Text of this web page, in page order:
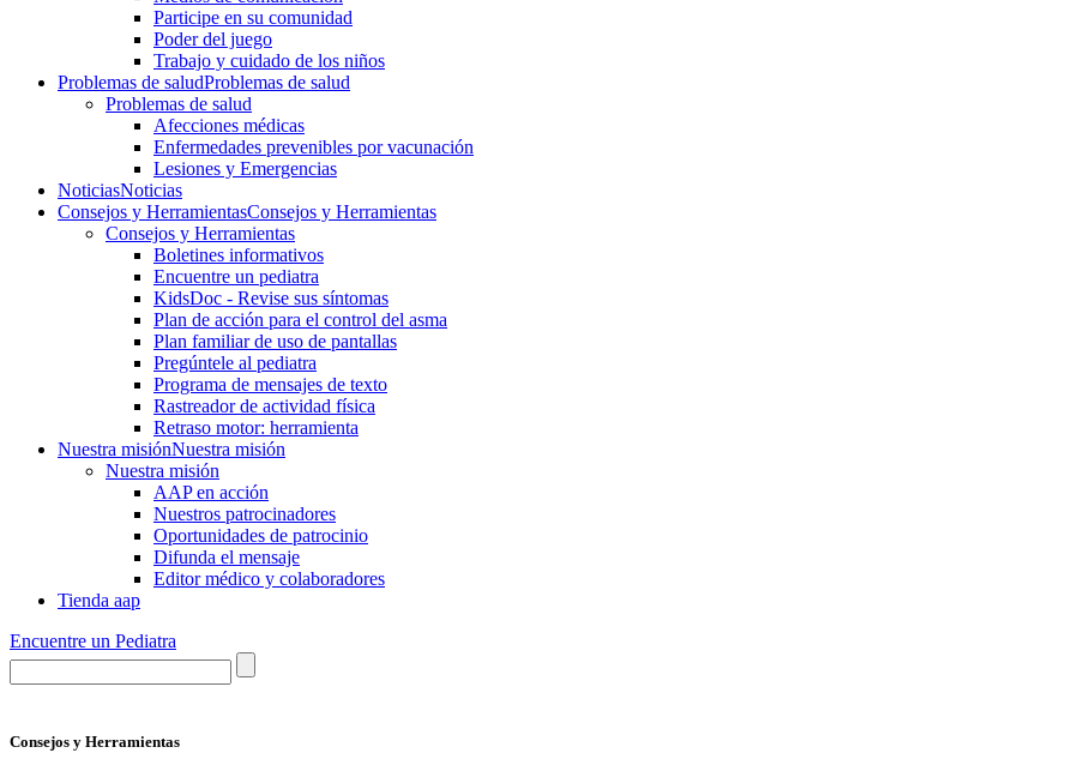
Participe en su comunidad
Poder del juego
Trabajo y cuidado de los niños
Problemas de saludProblemas de salud
Problemas de salud
Afecciones médicas
Enfermedades prevenibles por vacunación
Lesiones y Emergencias
NoticiasNoticias
Consejos y HerramientasConsejos y Herramientas
Consejos y Herramientas
Boletines informativos
Encuentre un pediatra
KidsDoc - Revise sus síntomas
Plan de acción para el control del asma
Plan familiar de uso de pantallas
Pregúntele al pediatra
Programa de mensajes de texto
Rastre​​ador de activida​d física
Retraso motor: herramienta
Nuestra misiónNuestra misión
Nuestra misión
AAP en acción
Nuestros patrocinadores
Oportunidades de patrocinio
Difunda el mensaje
Editor médico y colaboradores
Tienda aap
Encuentre un Pediatra
Consejos y Herramientas